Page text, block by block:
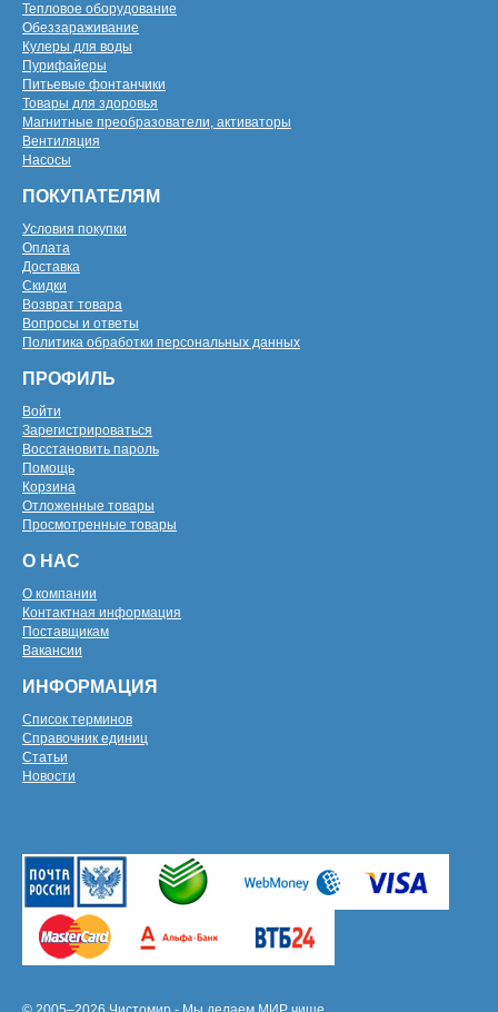
Тепловое оборудование
Обеззараживание
Кулеры для воды
Пурифайеры
Питьевые фонтанчики
Товары для здоровья
Магнитные преобразователи, активаторы
Вентиляция
Насосы
ПОКУПАТЕЛЯМ
Условия покупки
Оплата
Доставка
Скидки
Возврат товара
Вопросы и ответы
Политика обработки персональных данных
ПРОФИЛЬ
Войти
Зарегистрироваться
Восстановить пароль
Помощь
Корзина
Отложенные товары
Просмотренные товары
О НАС
О компании
Контактная информация
Поставщикам
Вакансии
ИНФОРМАЦИЯ
Список терминов
Справочник единиц
Статьи
Новости